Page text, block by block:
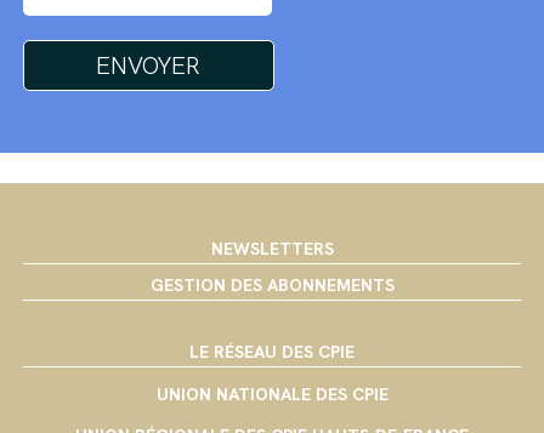
NEWSLETTERS
GESTION DES ABONNEMENTS
LE RÉSEAU DES CPIE
UNION NATIONALE DES CPIE